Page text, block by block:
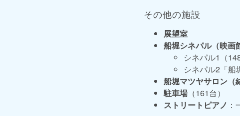
その他の施設
展望室
船堀シネパル（映画
シネパル1（148
シネパル2「船
船堀マツヤサロン（
駐車場（161台）
ストリートピアノ